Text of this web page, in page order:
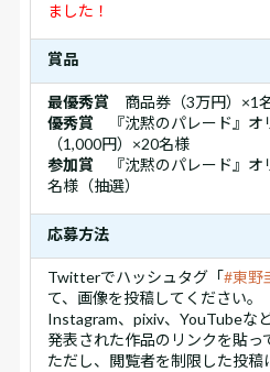
ました！
賞品
最優秀賞 商品券（3万円）×1
優秀賞 『沈黙のパレード』オ
（1,000円）×20名様
参加賞 『沈黙のパレード』オ
名様（抽選）
応募方法
Twitterでハッシュタグ「#東野
て、画像を投稿してください。
Instagram、pixiv、YouTubeな
発表された作品のリンクを貼っ
ただし、閲覧者を制限した投稿